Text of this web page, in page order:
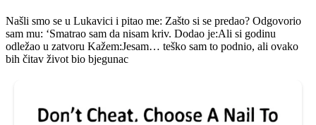
Našli smo se u Lukavici i pitao me: Zašto si se predao? Odgovorio
sam mu: ‘Smatrao sam da nisam kriv. Dodao je:Ali si godinu
odležao u zatvoru Kažem:Jesam… teško sam to podnio, ali ovako
bih čitav život bio bjegunac